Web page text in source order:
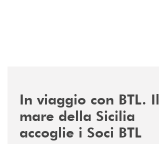
In viaggio con BTL. Il
mare della Sicilia
accoglie i Soci BTL